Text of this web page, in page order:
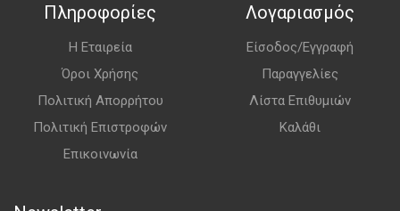
Πληροφορίες
Η Εταιρεία
Όροι Χρήσης
Πολιτική Απορρήτου
Πολιτική Επιστροφών
Επικοινωνία
Λογαριασμός
Είσοδος/Εγγραφή
Παραγγελίες
Λίστα Επιθυμιών
Καλάθι